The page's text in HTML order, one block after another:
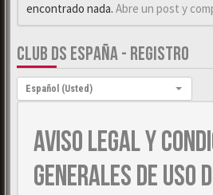
encontrado nada. Abre un post y
CLUB DS ESPAÑA - REGISTRO
Idioma:
Español (Usted)
AVISO LEGAL Y
GENERALES DE USO